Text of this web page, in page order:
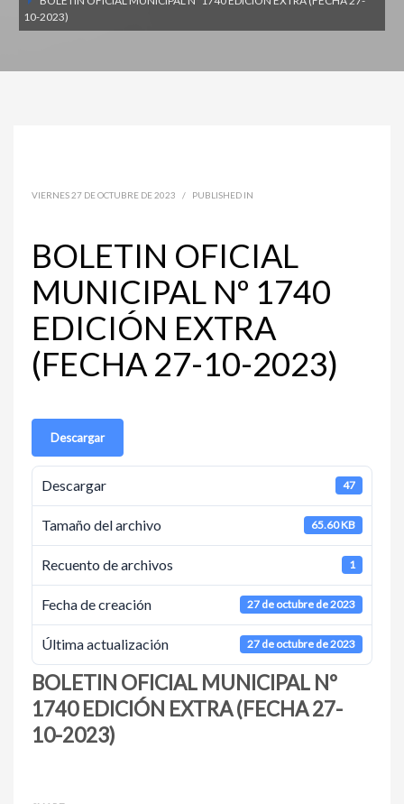
10-2023)
VIERNES 27 DE OCTUBRE DE 2023 / PUBLISHED IN
BOLETIN OFICIAL
MUNICIPAL Nº 1740
EDICIÓN EXTRA
(FECHA 27-10-2023)
Descargar
Descargar 47
Tamaño del archivo 65.60 KB
Recuento de archivos 1
Fecha de creación 27 de octubre de 2023
Última actualización 27 de octubre de 2023
BOLETIN OFICIAL MUNICIPAL Nº
1740 EDICIÓN EXTRA (FECHA 27-
10-2023)